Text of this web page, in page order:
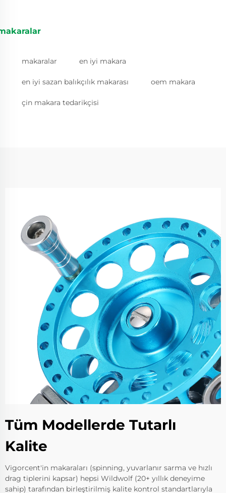
makaralar en iyi makara
en iyi sazan balıkçılık makarası oem makara
çin makara tedarikçisi
Tüm Modellerde Tutarlı
Kalite
Vigorcent'in makaraları (spinning, yuvarlanır sarma ve hızlı
drag tiplerini kapsar) hepsi Wildwolf (20+ yıllık deneyime
sahip) tarafından birleştirilmiş kalite kontrol standartlarıyla